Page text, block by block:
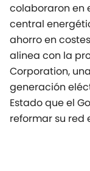
colaboraron en
central
ahorro en
alinea con la
Corporation,
generación
Estado que el
reformar su red